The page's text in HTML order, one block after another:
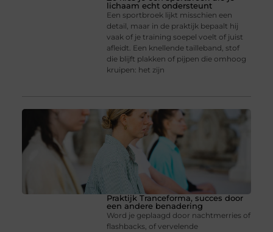
lichaam echt ondersteunt
Een sportbroek lijkt misschien een
detail, maar in de praktijk bepaalt hij
vaak of je training soepel voelt of juist
afleidt. Een knellende tailleband, stof
die blijft plakken of pijpen die omhoog
kruipen: het zijn
Praktijk Tranceforma, succes door
een andere benadering
Word je geplaagd door nachtmerries of
flashbacks, of vervelende